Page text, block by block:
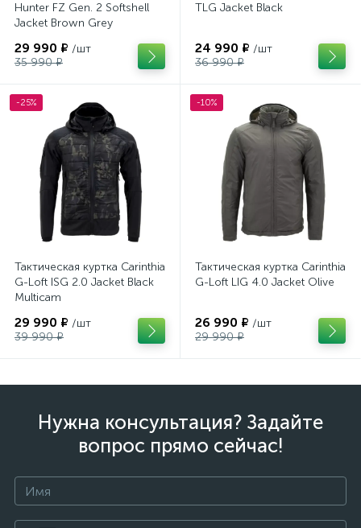
Hunter FZ Gen. 2 Softshell
Jacket Brown Grey
29 990 ₽ /шт
35 990 ₽
TLG Jacket Black
24 990 ₽ /шт
36 990 ₽
-25%
Тактическая куртка Carinthia
G-Loft ISG 2.0 Jacket Black
Multicam
29 990 ₽ /шт
39 990 ₽
-10%
Тактическая куртка Carinthia
G-Loft LIG 4.0 Jacket Olive
26 990 ₽ /шт
29 990 ₽
Нужна консультация? Задайте
вопрос прямо сейчас!